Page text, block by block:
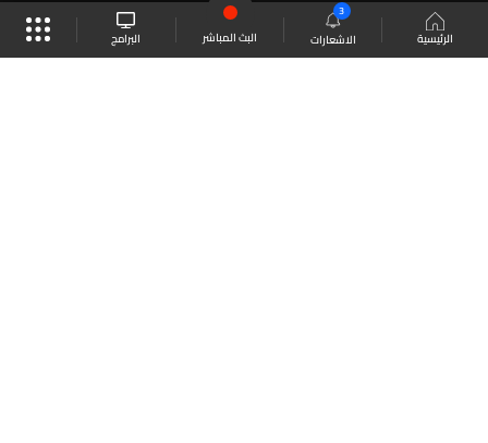
الرئيسية الاشعارات
3
البث المباشر البرامج
موقع البرامج الجدول البث المباشر